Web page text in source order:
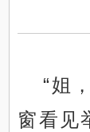
“姐
窗看见